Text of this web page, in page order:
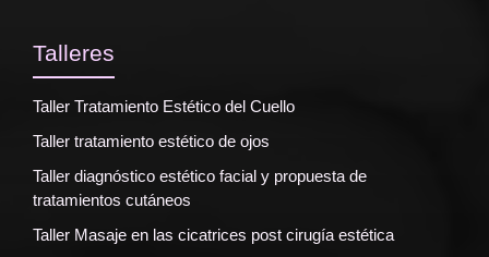
Talleres
Taller Tratamiento Estético del Cuello
Taller tratamiento estético de ojos
Taller diagnóstico estético facial y propuesta de
tratamientos cutáneos
Taller Masaje en las cicatrices post cirugía estética